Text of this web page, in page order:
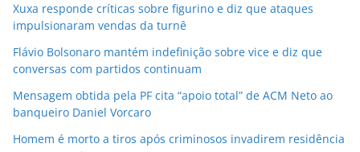
Xuxa responde críticas sobre figurino e diz que ataques
impulsionaram vendas da turnê
Flávio Bolsonaro mantém indefinição sobre vice e diz que
conversas com partidos continuam
Mensagem obtida pela PF cita “apoio total” de ACM Neto ao
banqueiro Daniel Vorcaro
Homem é morto a tiros após criminosos invadirem residência